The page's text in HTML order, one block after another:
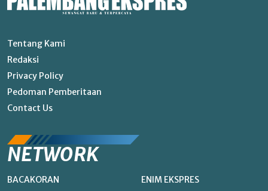
Tentang Kami
Redaksi
Privacy Policy
Pedoman Pemberitaan
Contact Us
NETWORK
BACAKORAN
ENIM EKSPRES